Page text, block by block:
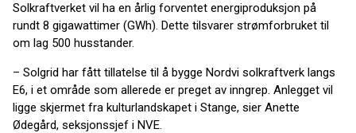
Solkraftverket vil ha en årlig forventet energiproduksjon på
rundt 8 gigawattimer (GWh). Dette tilsvarer strømforbruket til
om lag 500 husstander.
– Solgrid har fått tillatelse til å bygge Nordvi solkraftverk langs
E6, i et område som allerede er preget av inngrep. Anlegget vil
ligge skjermet fra kulturlandskapet i Stange, sier Anette
Ødegård, seksjonssjef i NVE.